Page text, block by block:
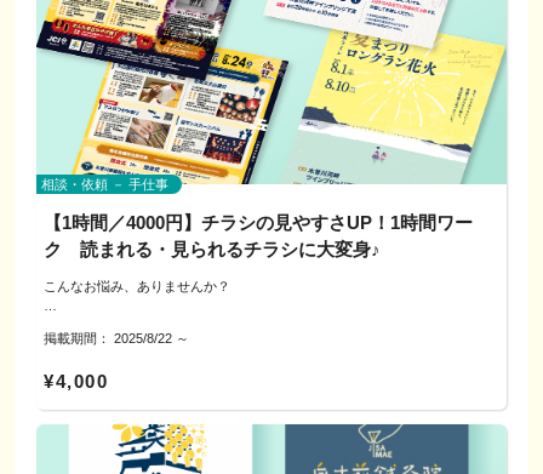
◇参加料金のご案内
各ワークショップ
定員：最少5〜10人程まで
料金：A:500円、B/C 700円（各1名・材料費等含む）
目安の時間：各30分程度
A:フラの要素を取り入れた体幹エクササイズ
B：カラダに優しい手作りお菓子＆ハーブティでティータイム
A:500円＋B:700円 1,200円（1名・60分程度）
※「質問する」ボタンよりご連絡いただき、ご希望のワークショップ内容に
ついてご質問ください。
◇場所：
◇お支払い：
（クレジットカード決済となりますので、難しい方はご相談ください）
当日キャンセルの場合は、改めての日程調整を行います。
キャンセルによるご返金はできませんので、
▼進め方
1）事前共有（PDF・画像・Canvaリンク等）
2）相談（60分）
3）振り返り
▼相談・対応方法
電話／公式LINE／オンライン（必要に応じて対面可）
対応エリア：犬山市および近隣
---------------------------------------------------
対象データ／困っている点のメモ／近い雰囲気の参考画像
▼ご利用にあたってのお願い
・当日の制作代行・データ納品は行いません。
---------------------------------------------------
▼サービスの特徴
◎“一瞬で伝わる”設計
優先順位→見出し→余白→行間→配置の流れで整理。
◎実例で理解
その場でサンプルを見ながら、良い例・惜しい例を比較。
・オンライン：3,000円／1回（60分）
・対面（犬山市周辺）：周辺のカフェ等
相談・依頼 － 手仕事
【1時間／4000円】チラシの見やすさUP！1時間ワー
ク 読まれる・見られるチラシに大変身♪
こんなお悩み、ありませんか？
＜文字が多くて読みづらい＞
せん。
掲載期間： 2025/8/22 ～
¥4,000